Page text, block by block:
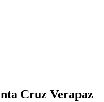
Cruz Verapaz